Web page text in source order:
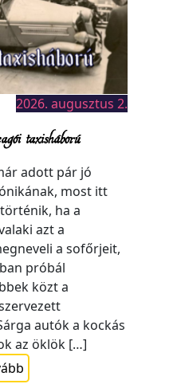
2026. augusztus 2.
taxisháború
adott pár jó
most itt
ha a
azt a
a sofőrjeit,
próbál
közt a
autók a kockás
az öklök […]